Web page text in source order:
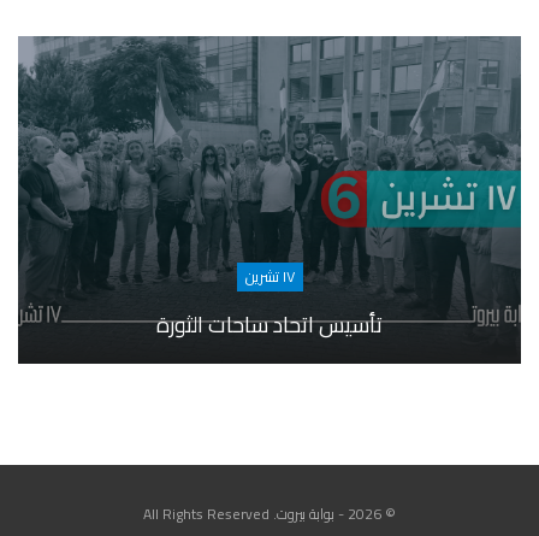
١٧ تشرين
تأسيس اتحاد ساحات الثورة
© 2026 - بوابة بيروت. All Rights Reserved